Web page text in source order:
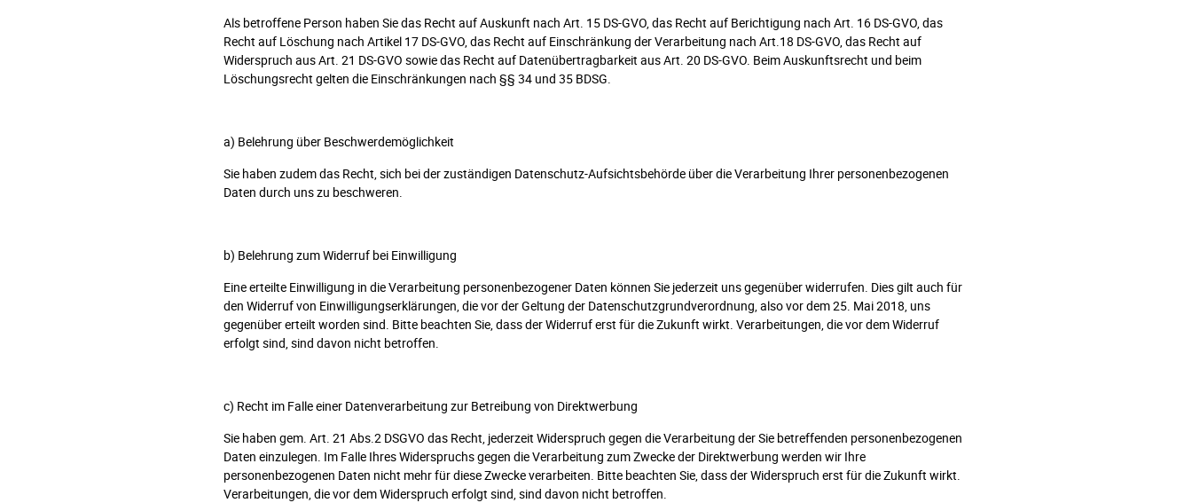
Als betroffene Person haben Sie das Recht auf Auskunft nach Art. 15 DS-GVO, das Recht auf Berichtigung nach Art. 16 DS-GVO, das
Recht auf Löschung nach Artikel 17 DS-GVO, das Recht auf Einschränkung der Verarbeitung nach Art.18 DS-GVO, das Recht auf
Widerspruch aus Art. 21 DS-GVO sowie das Recht auf Datenübertragbarkeit aus Art. 20 DS-GVO. Beim Auskunftsrecht und beim
Löschungsrecht gelten die Einschränkungen nach §§ 34 und 35 BDSG.
a) Belehrung über Beschwerdemöglichkeit
Sie haben zudem das Recht, sich bei der zuständigen Datenschutz-Aufsichtsbehörde über die Verarbeitung Ihrer personenbezogenen
Daten durch uns zu beschweren.
b) Belehrung zum Widerruf bei Einwilligung
Eine erteilte Einwilligung in die Verarbeitung personenbezogener Daten können Sie jederzeit uns gegenüber widerrufen. Dies gilt auch für
den Widerruf von Einwilligungserklärungen, die vor der Geltung der Datenschutzgrundverordnung, also vor dem 25. Mai 2018, uns
gegenüber erteilt worden sind. Bitte beachten Sie, dass der Widerruf erst für die Zukunft wirkt. Verarbeitungen, die vor dem Widerruf
erfolgt sind, sind davon nicht betroffen.
c) Recht im Falle einer Datenverarbeitung zur Betreibung von Direktwerbung
Sie haben gem. Art. 21 Abs.2 DSGVO das Recht, jederzeit Widerspruch gegen die Verarbeitung der Sie betreffenden personenbezogenen
Daten einzulegen. Im Falle Ihres Widerspruchs gegen die Verarbeitung zum Zwecke der Direktwerbung werden wir Ihre
personenbezogenen Daten nicht mehr für diese Zwecke verarbeiten. Bitte beachten Sie, dass der Widerspruch erst für die Zukunft wirkt.
Verarbeitungen, die vor dem Widerspruch erfolgt sind, sind davon nicht betroffen.